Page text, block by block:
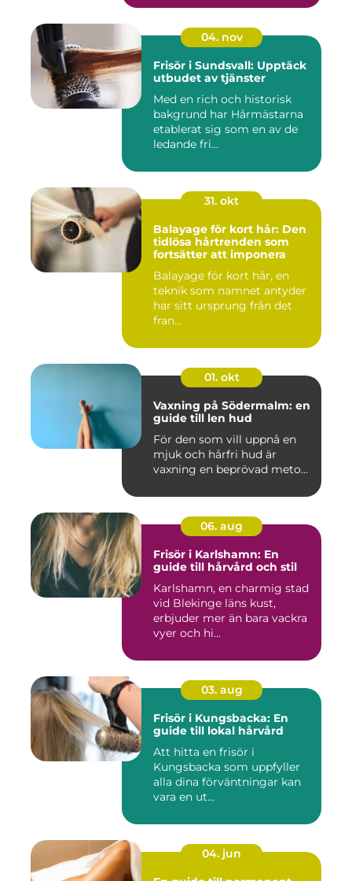
04. nov
Frisör i Sundsvall: Upptäck
utbudet av tjänster
Med en rich och historisk
bakgrund har Hårmästarna
etablerat sig som en av de
ledande fri...
31. okt
Balayage för kort hår: Den
tidlösa hårtrenden som
fortsätter att imponera
Balayage för kort hår, en
teknik som namnet antyder
har sitt ursprung från det
fran...
01. okt
Vaxning på Södermalm: en
guide till len hud
För den som vill uppnå en
mjuk och hårfri hud är
vaxning en beprövad meto...
06. aug
Frisör i Karlshamn: En
guide till hårvård och stil
Karlshamn, en charmig stad
vid Blekinge läns kust,
erbjuder mer än bara vackra
vyer och hi...
03. aug
Frisör i Kungsbacka: En
guide till lokal hårvård
Att hitta en frisör i
Kungsbacka som uppfyller
alla dina förväntningar kan
vara en ut...
04. jun